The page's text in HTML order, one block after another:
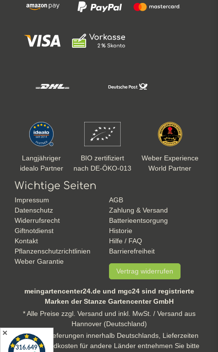
Langjähriger
idealo Partner
BIO zertifiziert
nach DE-ÖKO-013
Weber Experience
World Partner
Wichtige Seiten
Impressum
AGB
Datenschutz
Zahlung & Versand
Widerrufsrecht
Batterieentsorgung
Giftnotdienst
Historie
Kontakt
Hilfe / FAQ
Pflanzenschutzrichtlinien
Barrierefreiheit
Weber Garantie
Vertrag widerrufen
meingartencenter24.de und mgc24 sind registrierte
Marken der Stanze Gartencenter GmbH
* Alle Preise zzgl. Versand und inkl. MwSt. / Versand aus
Hannover (Deutschland)
** gilt für Lieferungen innerhalb Deutschlands, Lieferzeiten
und Versandkosten für andere Länder entnehmen Sie bitte
✕